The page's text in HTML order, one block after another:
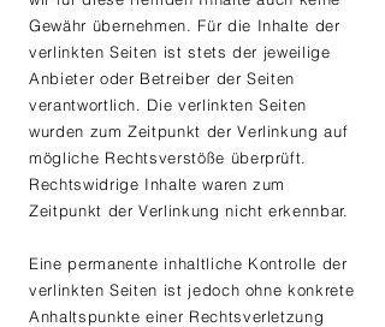
Gewähr übernehmen. Für die Inhalte der
verlinkten Seiten ist stets der jeweilige
Anbieter oder Betreiber der Seiten
verantwortlich. Die verlinkten Seiten
wurden zum Zeitpunkt der Verlinkung auf
mögliche Rechtsverstöße überprüft.
Rechtswidrige Inhalte waren zum
Zeitpunkt der Verlinkung nicht erkennbar.
Eine permanente inhaltliche Kontrolle der
verlinkten Seiten ist jedoch ohne konkrete
Anhaltspunkte einer Rechtsverletzung